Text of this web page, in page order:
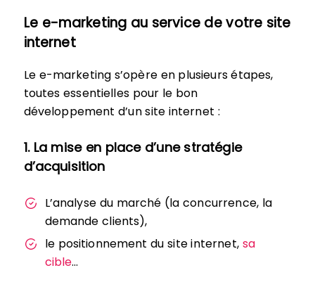
Le e-marketing au service de votre site
internet
Le e-marketing s’opère en plusieurs étapes,
toutes essentielles pour le bon
développement d’un site internet :
1. La mise en place d’une stratégie
d’acquisition
L’analyse du marché (la concurrence, la
demande clients),
le positionnement du site internet, sa
cible…